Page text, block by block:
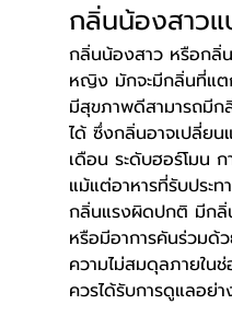
กลิ่นน้องสาว
กลิ่นน้องสาว หรือกลิ่
หญิง มักจะมีกลิ่นที่แต
มีสุขภาพดีสามารถมี
ได้ ซึ่งกลิ่นอาจเปลี่ย
เดือน ระดับฮอร์โมน
แม้แต่อาหารที่รับประ
กลิ่นแรงผิดปกติ มีกลิ่
หรือมีอาการคันร่วม
ความไม่สมดุลภายใน
ควรได้รับการดูแลอย่า